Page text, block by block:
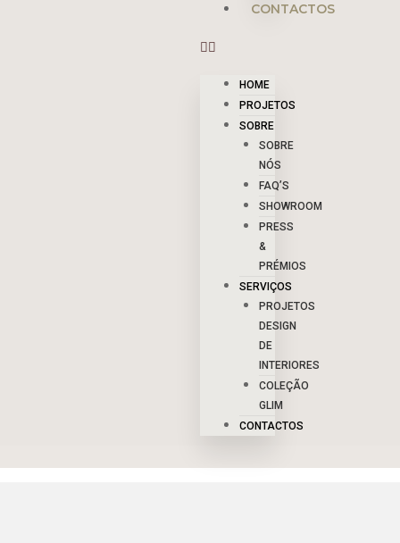
CONTACTOS
HOME
PROJETOS
SOBRE
SOBRE
NÓS
FAQ’S
SHOWROOM
PRESS
&
PRÉMIOS
SERVIÇOS
PROJETOS
DESIGN
DE
INTERIORES
COLEÇÃO
GLIM
CONTACTOS